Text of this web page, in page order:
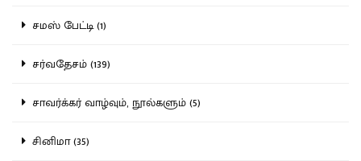
சமஸ் பேட்டி (1)
சர்வதேசம் (139)
சாவர்க்கர் வாழ்வும், நூல்களும் (5)
சினிமா (35)